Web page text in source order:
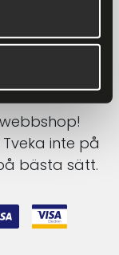
inte på
bästa sätt.